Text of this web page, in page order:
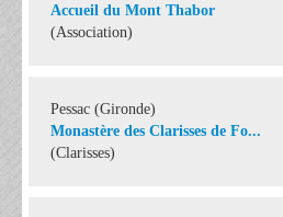
Accueil du Mont Thabor
(Association)
Pessac (Gironde)
Monastère des Clarisses de Fo...
(Clarisses)